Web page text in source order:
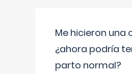
Me hicieron una
¿ahora podría
parto normal?